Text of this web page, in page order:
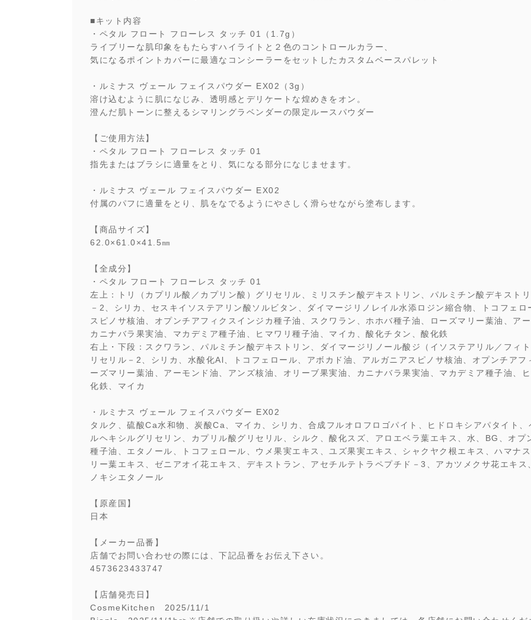
■キット内容
・ペタル フロート フローレス タッチ 01（1.7g）
ライブリーな肌印象をもたらすハイライトと２色のコントロールカラー、
気になるポイントカバーに最適なコンシーラーをセットしたカスタムベースパレット
・ルミナス ヴェール フェイスパウダー EX02（3g）
溶け込むように肌になじみ、透明感とデリケートな煌めきをオン。
澄んだ肌トーンに整えるシマリングラベンダーの限定ルースパウダー
【ご使用方法】
・ペタル フロート フローレス タッチ 01
指先またはブラシに適量をとり、気になる部分になじませます。
・ルミナス ヴェール フェイスパウダー EX02
付属のパフに適量をとり、肌をなでるようにやさしく滑らせながら塗布します。
【商品サイズ】
62.0×61.0×41.5㎜
【全成分】
・ペタル フロート フローレス タッチ 01
左上：トリ（カプリル酸／カプリン酸）グリセリル、ミリスチン酸デキストリン、パルミチン酸デキスト
－2、シリカ、セスキイソステアリン酸ソルビタン、ダイマージリノレイル水添ロジン縮合物、トコフェ
スピノサ核油、オプンチアフィクスインジカ種子油、スクワラン、ホホバ種子油、ローズマリー葉油、ア
カニナバラ果実油、マカデミア種子油、ヒマワリ種子油、マイカ、酸化チタン、酸化鉄
右上・下段：スクワラン、パルミチン酸デキストリン、ダイマージリノール酸ジ（イソステアリル／フィ
リセリル－2、シリカ、水酸化Al、トコフェロール、アボカド油、アルガニアスピノサ核油、オプンチア
ーズマリー葉油、アーモンド油、アンズ核油、オリーブ果実油、カニナバラ果実油、マカデミア種子油、
化鉄、マイカ
・ルミナス ヴェール フェイスパウダー EX02
タルク、硫酸Ca水和物、炭酸Ca、マイカ、シリカ、合成フルオロフロゴパイト、ヒドロキシアパタイト
ルヘキシルグリセリン、カプリル酸グリセリル、シルク、酸化スズ、アロエベラ葉エキス、水、BG、オ
種子油、エタノール、トコフェロール、ウメ果実エキス、ユズ果実エキス、シャクヤク根エキス、ハマナ
リー葉エキス、ゼニアオイ花エキス、デキストラン、アセチルテトラペプチド－3、アカツメクサ花エキ
ノキシエタノール
【原産国】
日本
【メーカー品番】
店舗でお問い合わせの際には、下記品番をお伝え下さい。
4573623433747
【店舗発売日】
CosmeKitchen 2025/11/1